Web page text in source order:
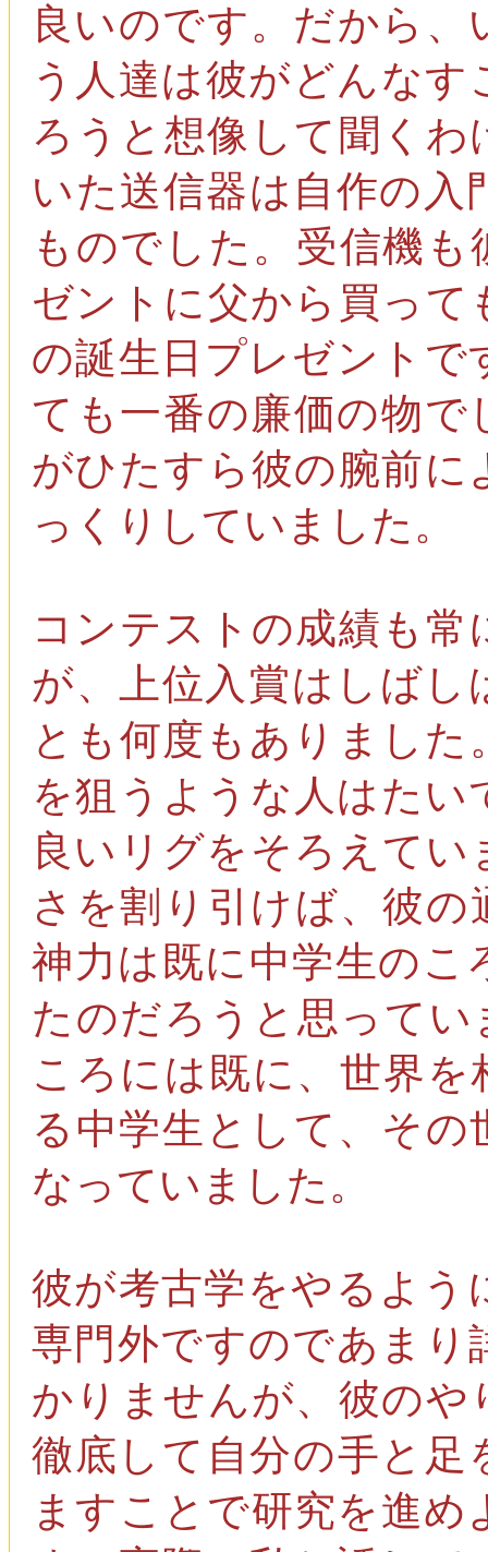
良いのです。だから
う人達は彼がどんな
ろうと想像して聞く
いた送信器は自作の
ものでした。受信機
ゼントに父から買っ
の誕生日プレゼントで
ても一番の廉価の物で
がひたすら彼の腕前
っくりしていました。
コンテストの成績も
が、上位入賞はしば
とも何度もありまし
を狙うような人はた
良いリグをそろえて
さを割り引けば、彼
神力は既に中学生のこ
たのだろうと思って
ころには既に、世界
る中学生として、そ
なっていました。
彼が考古学をやるよう
専門外ですのであまり
かりませんが、彼のや
徹底して自分の手と足
ますことで研究を進